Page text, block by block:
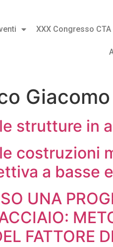
XXX Congresso CTA
Giacomo
strutture in
costruzioni
a basse
UNA
FATTORE